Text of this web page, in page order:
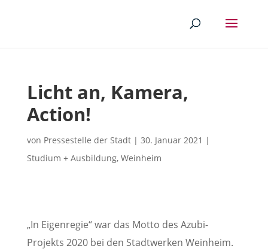
Licht an, Kamera,
Action!
von Pressestelle der Stadt| 30. Januar 2021 |
Studium + Ausbildung, Weinheim
„In Eigenregie“ war das Motto des Azubi-
Projekts 2020 bei den Stadtwerken Weinheim.